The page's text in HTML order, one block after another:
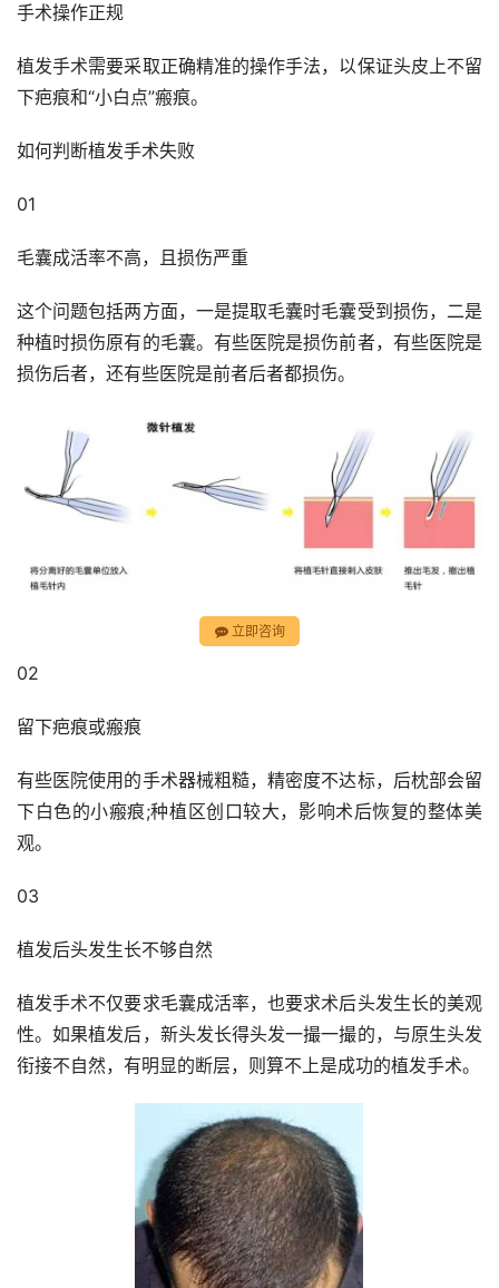
手术操作正规
植发手术需要采取正确精准的操作手法，以保证头皮上不留
下疤痕和“小白点”瘢痕。
如何判断植发手术失败
01
毛囊成活率不高，且损伤严重
这个问题包括两方面，一是提取毛囊时毛囊受到损伤，二是
种植时损伤原有的毛囊。有些医院是损伤前者，有些医院是
损伤后者，还有些医院是前者后者都损伤。
立即咨询
02
留下疤痕或瘢痕
有些医院使用的手术器械粗糙，精密度不达标，后枕部会留
下白色的小瘢痕;种植区创口较大，影响术后恢复的整体美
观。
03
植发后头发生长不够自然
植发手术不仅要求毛囊成活率，也要求术后头发生长的美观
性。如果植发后，新头发长得头发一撮一撮的，与原生头发
衔接不自然，有明显的断层，则算不上是成功的植发手术。